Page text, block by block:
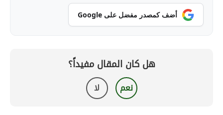
أضف كمصدر مفضل على Google
هل كان المقال مفيداً؟
نعم لا